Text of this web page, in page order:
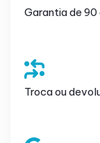
Garantia de
Troca ou